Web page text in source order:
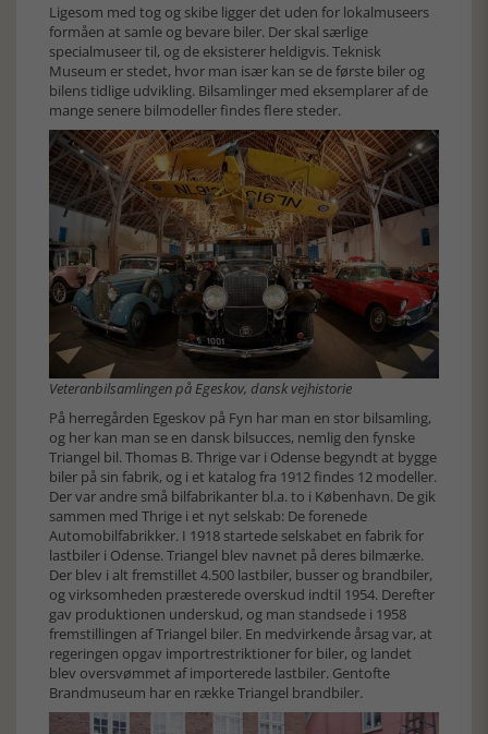
Ligesom med tog og skibe ligger det uden for lokalmuseers
formåen at samle og bevare biler. Der skal særlige
specialmuseer til, og de eksisterer heldigvis. Teknisk
Museum er stedet, hvor man især kan se de første biler og
bilens tidlige udvikling. Bilsamlinger med eksemplarer af de
mange senere bilmodeller findes flere steder.
Veteranbilsamlingen på Egeskov, dansk vejhistorie
På herregården Egeskov på Fyn har man en stor bilsamling,
og her kan man se en dansk bilsucces, nemlig den fynske
Triangel bil. Thomas B. Thrige var i Odense begyndt at bygge
biler på sin fabrik, og i et katalog fra 1912 findes 12 modeller.
Der var andre små bilfabrikanter bl.a. to i København. De gik
sammen med Thrige i et nyt selskab: De forenede
Automobilfabrikker. I 1918 startede selskabet en fabrik for
lastbiler i Odense. Triangel blev navnet på deres bilmærke.
Der blev i alt fremstillet 4.500 lastbiler, busser og brandbiler,
og virksomheden præsterede overskud indtil 1954. Derefter
gav produktionen underskud, og man standsede i 1958
fremstillingen af Triangel biler. En medvirkende årsag var, at
regeringen opgav importrestriktioner for biler, og landet
blev oversvømmet af importerede lastbiler. Gentofte
Brandmuseum har en række Triangel brandbiler.